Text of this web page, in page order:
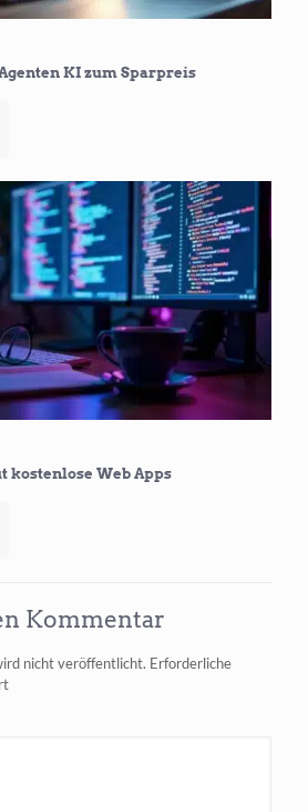
KI zum Sparpreis
kostenlose Web Apps
Apps
Kommentar
nicht veröffentlicht. Erforderliche